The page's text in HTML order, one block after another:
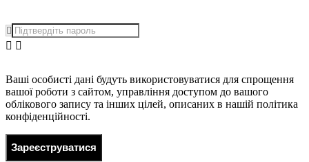
Ваші особисті дані будуть використовуватися для спрощення
вашої роботи з сайтом, управління доступом до вашого
облікового запису та інших цілей, описаних в нашій політика
конфіденційності.
Зареєструватися